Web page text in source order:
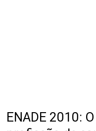
ENADE 2010: